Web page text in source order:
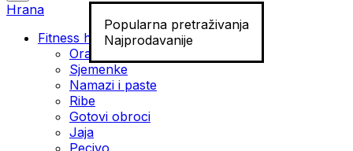
Popularna pretraživanja
Najprodavanije
Hrana
Fitness hrana
Orašasti plodovi
Sjemenke
Namazi i paste
Ribe
Gotovi obroci
Jaja
Pecivo